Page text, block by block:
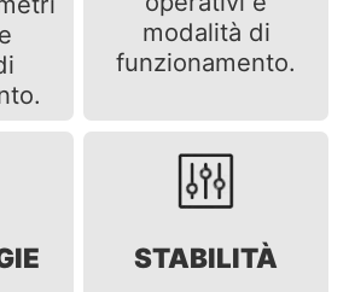
modalità di
funzionamento.
STABILITÀ